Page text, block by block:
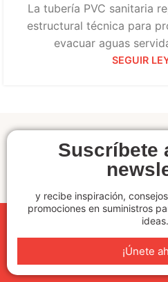
La tubería PVC sanitaria
estructural técnica para
evacuar aguas
SEGUIR
Suscríbete
y recibe inspiración,
promociones en suministros
ideas.
¡Únete